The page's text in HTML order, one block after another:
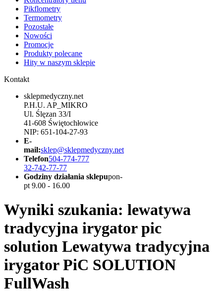
Pikflometry
Termometry
Pozostałe
Nowości
Promocje
Produkty polecane
Hity w naszym sklepie
Kontakt
sklepmedyczny.net
P.H.U. AP_MIKRO
Ul. Ślęzan 33/I
41-608 Świętochłowice
NIP: 651-104-27-93
E-
mail:sklep@sklepmedyczny.net
Telefon504-774-777
32-742-77-77
Godziny działania sklepupon-
pt 9.00 - 16.00
Wyniki szukania: lewatywa
tradycyjna irygator pic
solution Lewatywa tradycyjna
irygator PiC SOLUTION
FullWash